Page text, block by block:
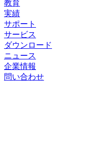
教育
実績
サポート
サービス
ダウンロード
ニュース
企業情報
問い合わせ